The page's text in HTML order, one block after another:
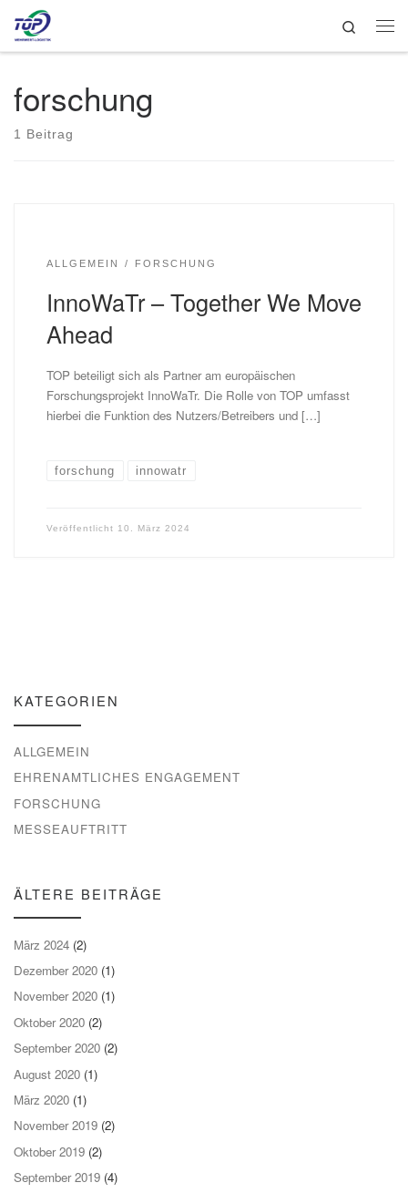
Zum Inhalt springen
Search
forschung
1 Beitrag
ALLGEMEIN FORSCHUNG
InnoWaTr – Together We Move
Ahead
TOP beteiligt sich als Partner am europäischen
Forschungsprojekt InnoWaTr. Die Rolle von TOP umfasst
hierbei die Funktion des Nutzers/Betreibers und […]
forschung innowatr
Veröffentlicht 10. März 2024
KATEGORIEN
ALLGEMEIN
EHRENAMTLICHES ENGAGEMENT
FORSCHUNG
MESSEAUFTRITT
ÄLTERE BEITRÄGE
März 2024 (2)
Dezember 2020 (1)
November 2020 (1)
Oktober 2020 (2)
September 2020 (2)
August 2020 (1)
März 2020 (1)
November 2019 (2)
Oktober 2019 (2)
September 2019 (4)